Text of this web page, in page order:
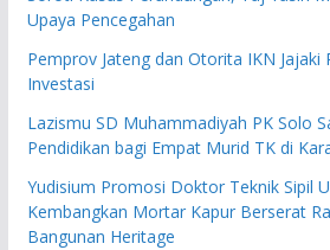
Upaya Pencegahan
Pemprov Jateng dan Otorita IKN Jajaki
Investasi
Lazismu SD Muhammadiyah PK Solo
Pendidikan bagi Empat Murid TK di
Yudisium Promosi Doktor Teknik Sipil
Kembangkan Mortar Kapur Berserat
Bangunan Heritage